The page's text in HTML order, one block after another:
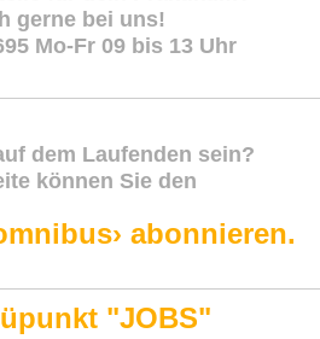
gerne bei uns!
Mo-Fr 09 bis 13 Uhr
dem Laufenden sein?
können Sie den
abonnieren.
"JOBS"